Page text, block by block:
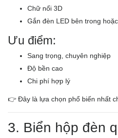
Chữ nổi 3D
Gắn đèn LED bên trong
Ưu điểm:
Sang trọng, chuyên nghiệp
Độ bền cao
Chi phí hợp lý
👉 Đây là lựa chọn phổ biến nhất
3. Biển hộp đèn